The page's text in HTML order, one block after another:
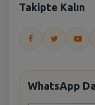
Takipte Kalın
WhatsApp